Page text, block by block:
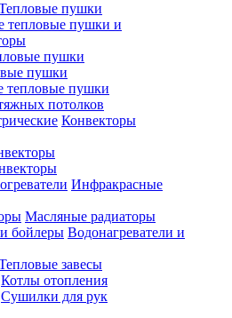
пушки
тепловые пушки и
пушки
пушки
тепловые пушки
потолков
Конвекторы
Инфракрасные
Масляные радиаторы
Водонагреватели и
завесы
Котлы отопления
Сушилки для рук